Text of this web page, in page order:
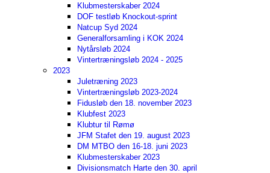
Klubmesterskaber 2024
DOF testløb Knockout-sprint
Natcup Syd 2024
Generalforsamling i KOK 2024
Nytårsløb 2024
Vintertræningsløb 2024 - 2025
2023
Juletræning 2023
Vintertræningsløb 2023-2024
Fidusløb den 18. november 2023
Klubfest 2023
Klubtur til Rømø
JFM Stafet den 19. august 2023
DM MTBO den 16-18. juni 2023
Klubmesterskaber 2023
Divisionsmatch Harte den 30. april